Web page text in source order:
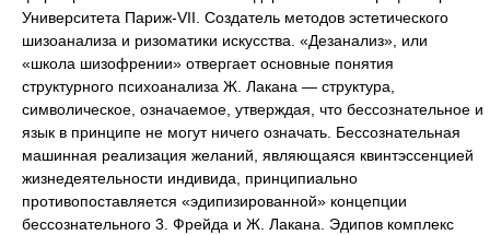
Университета Париж-VII. Создатель методов эстетического
шизоанализа и ризоматики искусства. «Дезанализ», или
«школа шизофрении» отвергает основные понятия
структурного психоанализа Ж. Лакана — структура,
символическое, означаемое, утверждая, что бессознательное и
язык в принципе не могут ничего означать. Бессознательная
машинная реализация желаний, являющаяся квинтэссенцией
жизнедеятельности индивида, принципиально
противопоставляется «эдипизированной» концепции
бессознательного 3. Фрейда и Ж. Лакана. Эдипов комплекс